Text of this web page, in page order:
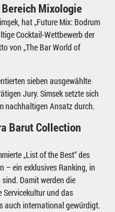
Mixologie
hat „Future Mix: Bodrum
Cocktail-Wettbewerb der
von „The Bar World of
sieben ausgewählte
Jury. Simsek setzte sich
nachhaltigen Ansatz durch.
Barut Collection
„List of the Best“ des
– ein exklusives Ranking, in
Damit werden die
Servicekultur und das
auch international gewürdigt.